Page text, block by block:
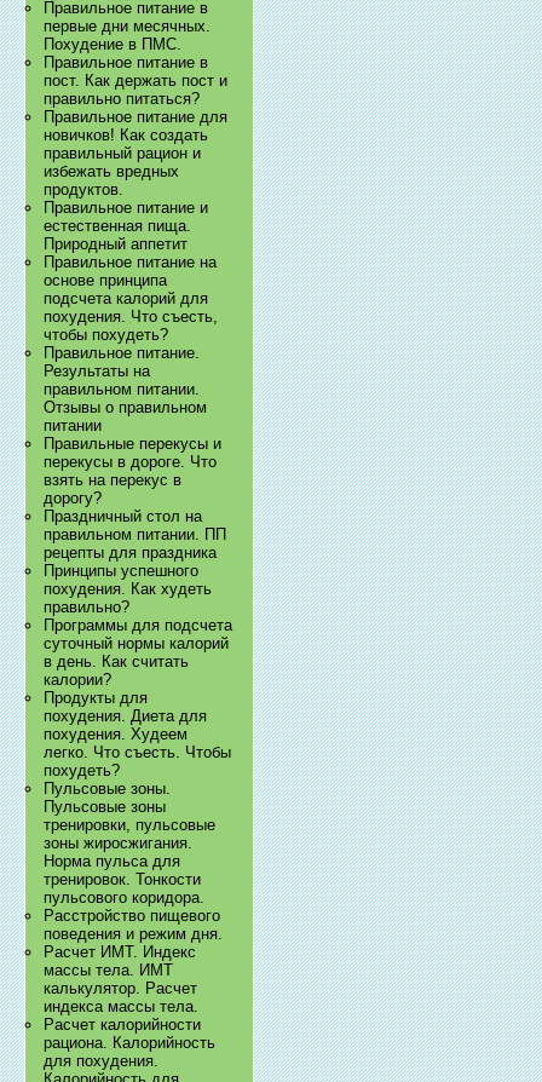
Правильное питание в
первые дни месячных.
Похудение в ПМС.
Правильное питание в
пост. Как держать пост и
правильно питаться?
Правильное питание для
новичков! Как создать
правильный рацион и
избежать вредных
продуктов.
Правильное питание и
естественная пища.
Природный аппетит
Правильное питание на
основе принципа
подсчета калорий для
похудения. Что съесть,
чтобы похудеть?
Правильное питание.
Результаты на
правильном питании.
Отзывы о правильном
питании
Правильные перекусы и
перекусы в дороге. Что
взять на перекус в
дорогу?
Праздничный стол на
правильном питании. ПП
рецепты для праздника
Принципы успешного
похудения. Как худеть
правильно?
Программы для подсчета
суточный нормы калорий
в день. Как считать
калории?
Продукты для
похудения. Диета для
похудения. Худеем
легко. Что съесть. Чтобы
похудеть?
Пульсовые зоны.
Пульсовые зоны
тренировки, пульсовые
зоны жиросжигания.
Норма пульса для
тренировок. Тонкости
пульсового коридора.
Расстройство пищевого
поведения и режим дня.
Расчет ИМТ. Индекс
массы тела. ИМТ
калькулятор. Расчет
индекса массы тела.
Расчет калорийности
рациона. Калорийность
для похудения.